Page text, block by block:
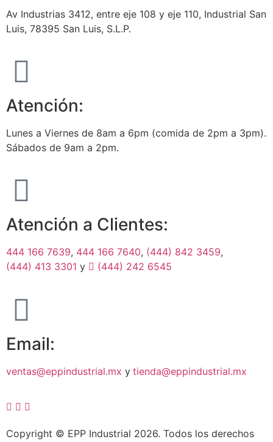
Av Industrias 3412, entre eje 108 y eje 110, Industrial San
Luis, 78395 San Luis, S.L.P.
Atención:
Lunes a Viernes de 8am a 6pm (comida de 2pm a 3pm).
Sábados de 9am a 2pm.
Atención a Clientes:
444 166 7639, 444 166 7640, (444) 842 3459,
(444) 413 3301 y (444) 242 6545
Email:
ventas@eppindustrial.mx y tienda@eppindustrial.mx
Copyright © EPP Industrial 2026. Todos los derechos